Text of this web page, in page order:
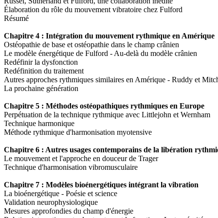
Élaboration du rôle du mouvement vibratoire chez Fulford
Résumé
Chapitre 4 : Intégration du mouvement rythmique en Amérique
Ostéopathie de base et ostéopathie dans le champ crânien
Le modèle énergétique de Fulford - Au-delà du modèle crânien
Redéfinir la dysfonction
Redéfinition du traitement
Autres approches rythmiques similaires en Amérique - Ruddy et
La prochaine génération
Chapitre 5 : Méthodes ostéopathiques rythmiques en Europe
Perpétuation de la technique rythmique avec Littlejohn et Wernham
Technique harmonique
Méthode rythmique d'harmonisation myotensive
Chapitre 6 : Autres usages contemporains de la libération
Le mouvement et l'approche en douceur de Trager
Technique d'harmonisation vibromusculaire
Chapitre 7 : Modèles bioénergétiques intégrant la vibration
La bioénergétique - Poésie et science
Validation neurophysiologique
Mesures approfondies du champ d'énergie